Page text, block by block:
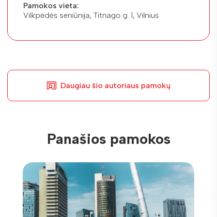
Pamokos vieta:
Vilkpėdės seniūnija, Titnago g. 1, Vilnius
Daugiau šio autoriaus pamokų
Panašios pamokos